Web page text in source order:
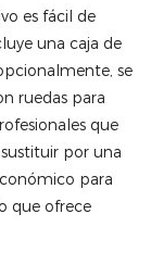
es fácil de
una caja de
se
ruedas para
que
por una
para
que ofrece